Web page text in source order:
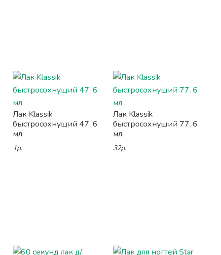
Лак Klassik
быстросохнущий 47, 6
мл
1р.
Лак Klassik
быстросохнущий 77, 6
мл
32р.